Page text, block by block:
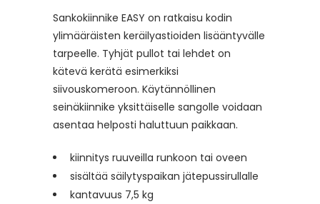
Sankokiinnike EASY on ratkaisu kodin
ylimääräisten keräilyastioiden lisääntyvälle
tarpeelle. Tyhjät pullot tai lehdet on
kätevä kerätä esimerkiksi
siivouskomeroon. Käytännöllinen
seinäkiinnike yksittäiselle sangolle voidaan
asentaa helposti haluttuun paikkaan.
kiinnitys ruuveilla runkoon tai oveen
sisältää säilytyspaikan jätepussirullalle
kantavuus 7,5 kg